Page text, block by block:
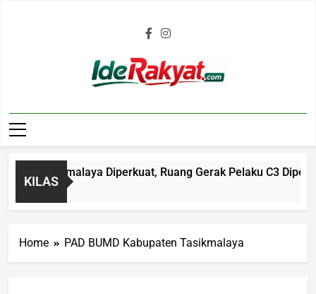
Iderakyat.com
KILAS
Tasikmalaya Diperkuat, Ruang Gerak Pelaku C3
Home PAD BUMD Kabupaten Tasikmalaya